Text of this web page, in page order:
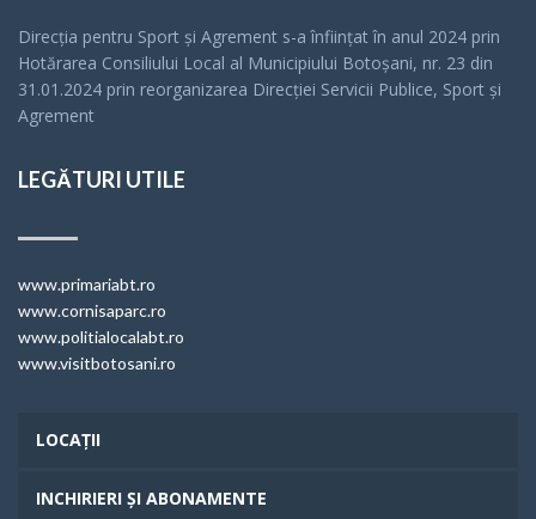
Direcția pentru Sport și Agrement s-a înfiinţat în anul 2024 prin
Hotărarea Consiliului Local al Municipiului Botoșani, nr. 23 din
31.01.2024 prin reorganizarea Direcției Servicii Publice, Sport și
Agrement
LEGĂTURI UTILE
www.primariabt.ro
www.cornisaparc.ro
www.politialocalabt.ro
www.visitbotosani.ro
LOCAȚII
INCHIRIERI ȘI ABONAMENTE